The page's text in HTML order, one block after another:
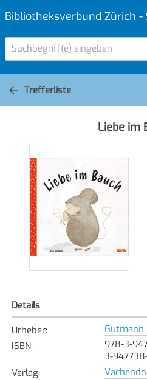
Bibliotheksverbund Zürich -
Suchbegriff(e) eingeben
Trefferliste
Liebe im
Details
Urheber:
ISBN:
978-3-
3-
Verlag: